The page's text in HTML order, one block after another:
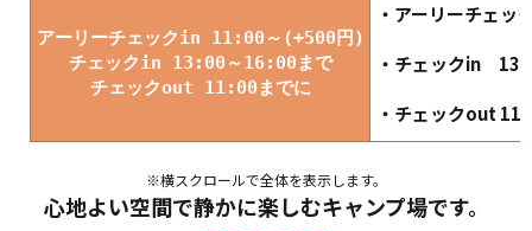
アーリーチェックin 11:00～(+500円)
チェックin 13:00～16:00まで
チェックout 11:00までに
・アーリーチェ
・チェックin
・チェックout
※横スクロールで全体を表示します。
心地よい空間で静かに楽しむキャンプ場です。